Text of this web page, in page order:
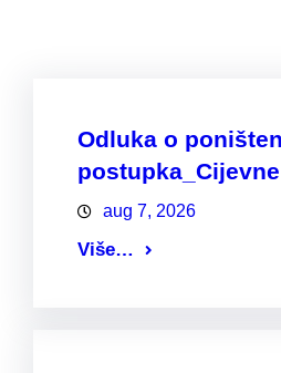
Odluka o
aug 7, 2026
Više…